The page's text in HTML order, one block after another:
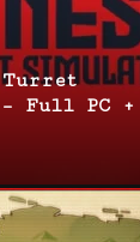
Turret
Full PC +